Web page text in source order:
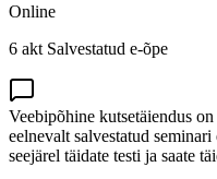
Online
6 akt Salvestatud e-õpe
Veebipõhine kutsetäiendus
eelnevalt salvestatud
seejärel täidate testi ja saate